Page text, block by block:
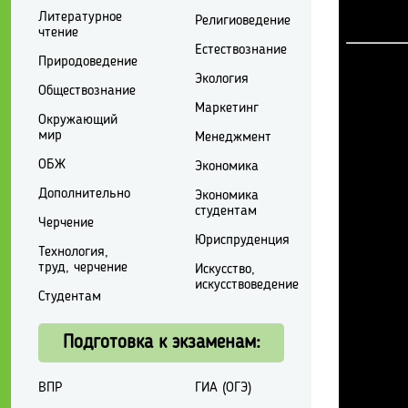
Литературное
чтение
Природоведение
Обществознание
Окружающий
мир
ОБЖ
Дополнительно
Черчение
Технология,
труд, черчение
Студентам
Религиоведение
Естествознание
Экология
Маркетинг
Менеджмент
Экономика
Экономика
студентам
Юриспруденция
Искусство,
искусствоведение
Подготовка к экзаменам:
ВПР
ГИА (ОГЭ)